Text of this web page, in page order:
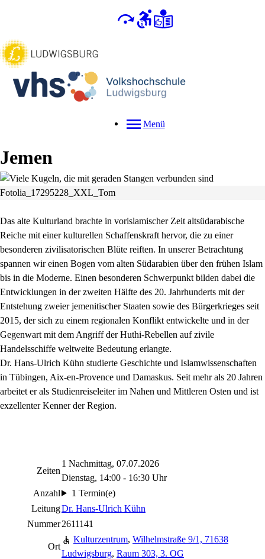
Menü
Jemen
Fotolia_17295228_XXL_Tom
Das alte Kulturland brachte in vorislamischer Zeit altsüdarabische
Reiche mit einer kulturellen Schaffenskraft hervor, die zu einer
besonderen zivilisatorischen Blüte reiften. In unserer Betrachtung
spannen wir einen Bogen vom alten Südarabien über den frühen Islam
bis in die Moderne. Einen besonderen Schwerpunkt bilden dabei die
Entwicklungen in der zweiten Hälfte des 20. Jahrhunderts mit der
Entstehung zweier jemenitischer Staaten sowie des Bürgerkrieges seit
2015, der sich zu einem regionalen Konflikt entwickelte und in der
Gegenwart mit dem Angriff der Huthi-Rebellen auf zivile
Handelsschiffe weltweite Bedeutung erlangte.
Dr. Hans-Ulrich Kühn studierte Geschichte und Islamwissenschaften
in Tübingen, Aix-en-Provence und Damaskus. Seit mehr als 20 Jahren
arbeitet er als Studienreiseleiter im Nahen und Mittleren Osten und ist
exzellenter Kenner der Region.
Zeiten
1 Nachmittag, 07.07.2026
Dienstag, 14:00 - 16:30 Uhr
Anzahl
1 Termin(e)
LeitungDr. Hans-Ulrich Kühn
Nummer2611141
Ort
Kulturzentrum, Wilhelmstraße 9/1, 71638
Ludwigsburg, Raum 303, 3. OG